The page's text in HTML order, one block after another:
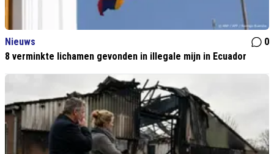
Nieuws
0
8 verminkte lichamen gevonden in illegale mijn in Ecuador